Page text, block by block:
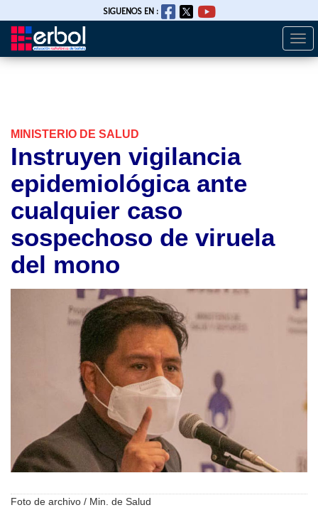
Pasar
SIGUENOS EN :
MINISTERIO DE SALUD
Instruyen vigilancia
epidemiológica ante
cualquier caso
sospechoso de viruela
del mono
Foto de archivo / Min. de Salud